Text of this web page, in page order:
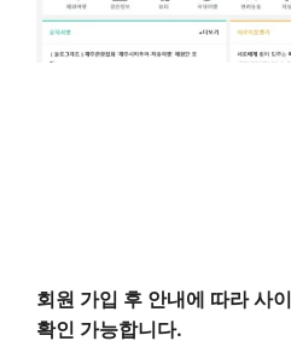
회원 가입 후 안내에 따라 사
확인 가능합니다.